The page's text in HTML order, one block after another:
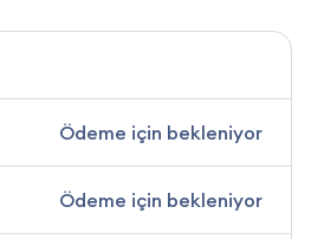
Ödeme için bekleniyor
Ödeme için bekleniyor